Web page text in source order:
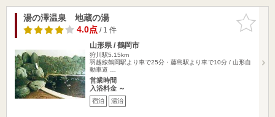
お気に入
りに追加
湯の澤温泉 地蔵の湯
4.0点/ 1 件
山形県 / 鶴岡市
狩川駅5.15km
羽越線鶴岡駅より車で25分・藤島駅より車で10分 / 山形自
動車道 …
営業時間
入浴料金 ～
宿泊 湯治